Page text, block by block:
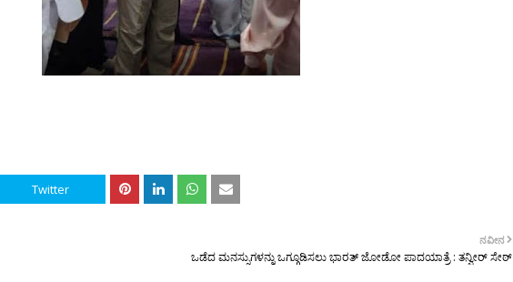
Twitter
ನವೀನ
ಒಡೆದ ಮನಸ್ಸುಗಳನ್ನು ಒಗ್ಗೂಡಿಸಲು ಭಾರತ್ ಜೋಡೋ ಪಾದಯಾತ್ರೆ : ತನ್ವೀರ್ ಸೇಠ್